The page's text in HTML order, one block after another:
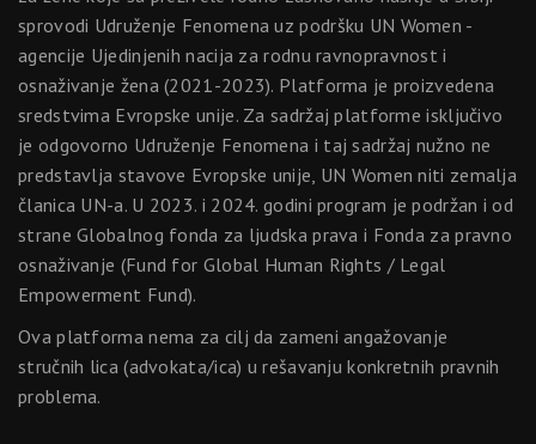
sprovodi Udruženje Fenomena uz podršku UN Women -
agencije Ujedinjenih nacija za rodnu ravnopravnost i
osnaživanje žena (2021-2023). Platforma je proizvedena
sredstvima Evropske unije. Za sadržaj platforme isključivo
je odgovorno Udruženje Fenomena i taj sadržaj nužno ne
predstavlja stavove Evropske unije, UN Women niti zemalja
članica UN-a. U 2023. i 2024. godini program je podržan i od
strane Globalnog fonda za ljudska prava i Fonda za pravno
osnaživanje (Fund for Global Human Rights / Legal
Empowerment Fund).
Ova platforma nema za cilj da zameni angažovanje
stručnih lica (advokata/ica) u rešavanju konkretnih pravnih
problema.